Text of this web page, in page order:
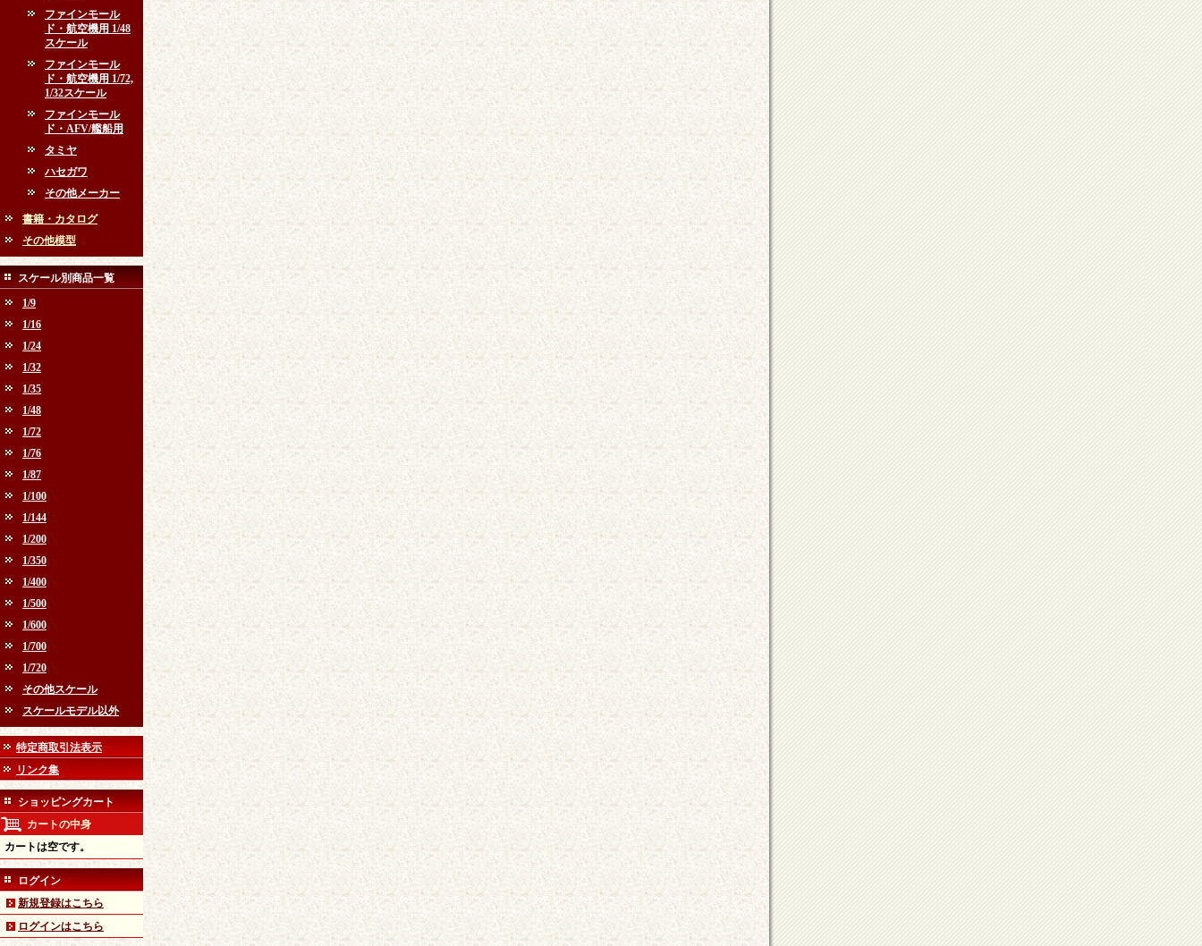
ファインモール
ド・航空機用 1/48
スケール
ファインモール
ド・航空機用 1/72,
1/32スケール
ファインモール
ド・AFV/艦船用
タミヤ
ハセガワ
その他メーカー
書籍・カタログ
その他模型
スケール別商品一覧
1/9
1/16
1/24
1/32
1/35
1/48
1/72
1/76
1/87
1/100
1/144
1/200
1/350
1/400
1/500
1/600
1/700
1/720
その他スケール
スケールモデル以外
特定商取引法表示
リンク集
ショッピングカート
カートの中身
カートは空です。
ログイン
新規登録はこちら
ログインはこちら